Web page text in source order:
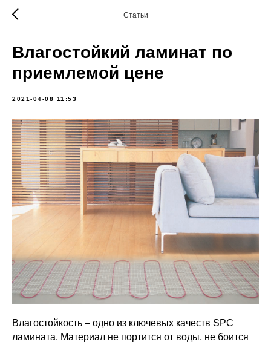
Статьи
Влагостойкий ламинат по
приемлемой цене
2021-04-08 11:53
Влагостойкость – одно из ключевых качеств SPC
ламината. Материал не портится от воды, не боится